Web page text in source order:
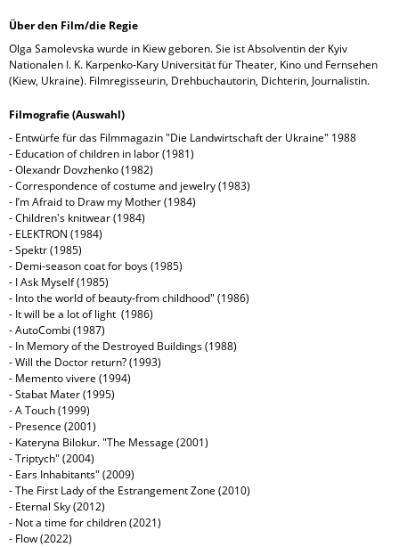
Über den Film/die Regie
Olga Samolevska wurde in Kiew geboren. Sie ist Absolventin der Кyiv
Nationalen I. K. Karpenko-Kary Universität für Theater, Kino und Fernsehen
(Kiew, Ukraine). Filmregisseurin, Drehbuchautorin, Dichterin, Journalistin.
Filmografie (Auswahl)
- Entwürfe für das Filmmagazin "Die Landwirtschaft der Ukraine" 1988
- Education of children in labor (1981)
- Olexandr Dovzhenko (1982)
- Correspondence of costume and jewelry (1983)
- I’m Afraid to Draw my Mother (1984)
- Children's knitwear (1984)
- ELEKTRON (1984)
- Spektr (1985)
- Demi-season coat for boys (1985)
- I Ask Myself (1985)
- Into the world of beauty-from childhood" (1986)
- It will be a lot of light (1986)
- AutoCombi (1987)
- In Memory of the Destroyed Buildings (1988)
- Will the Doctor return? (1993)
- Memento vivere (1994)
- Stabat Mater (1995)
- A Touch (1999)
- Presence (2001)
- Kateryna Bilokur. "The Message (2001)
- Triptych" (2004)
- Ears Inhabitants" (2009)
- The First Lady of the Estrangement Zone (2010)
- Eternal Sky (2012)
- Not a time for children (2021)
- Flow (2022)